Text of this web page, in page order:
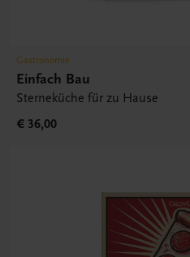
Gastronomie
Einfach Bau
Sterneküche für zu Hause
€ 36,00